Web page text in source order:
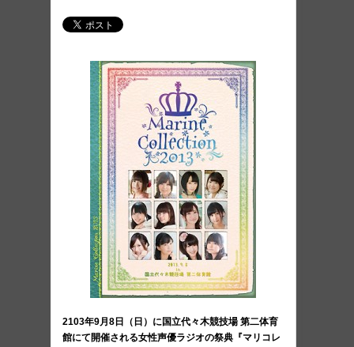
2103年9月8日（日）に国立代々木競技場 第二体育
館にて開催される女性声優ラジオの祭典『マリコレ